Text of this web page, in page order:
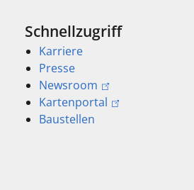
Schnellzugriff
Karriere
Presse
Newsroom
Kartenportal
Baustellen